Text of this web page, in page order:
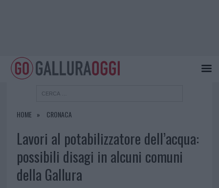
HOME CRONACA
Lavori al potabilizzatore dell’acqua:
possibili disagi in alcuni comuni
della Gallura